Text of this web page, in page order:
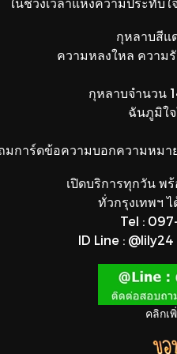
กุหลาบสีแ
ความหลงใหล ความ
กุหลาบจำนวน
ฉันภูมิใจ
มการ์ดข้อความบอกความหมา
เปิดบริการทุกวัน พ
ทั่วกรุงเทพฯ
Tel :
ID Line :
คลิกเ